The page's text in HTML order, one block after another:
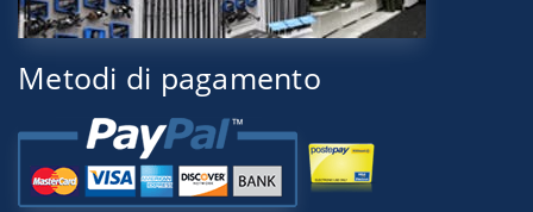
Metodi di pagamento